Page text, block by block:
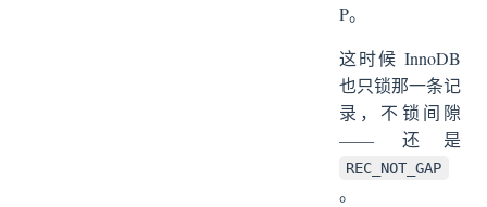
P。
这时候 InnoDB
也只锁那一条记
录，不锁间隙
—— 还是
REC_NOT_GAP
。